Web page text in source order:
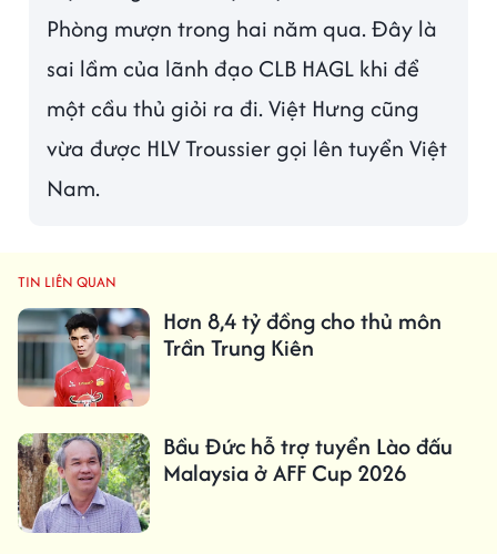
Phòng mượn trong hai năm qua. Đây là
sai lầm của lãnh đạo CLB HAGL khi để
một cầu thủ giỏi ra đi. Việt Hưng cũng
vừa được HLV Troussier gọi lên tuyển Việt
Nam.
TIN LIÊN QUAN
Hơn 8,4 tỷ đồng cho thủ môn
Trần Trung Kiên
Bầu Đức hỗ trợ tuyển Lào đấu
Malaysia ở AFF Cup 2026